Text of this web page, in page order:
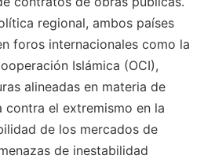
regional, ambos países
foros internacionales como la
Islámica (OCI),
alineadas en materia de
contra el extremismo en la
de los mercados de
de inestabilidad